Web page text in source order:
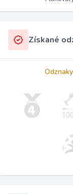
Získané